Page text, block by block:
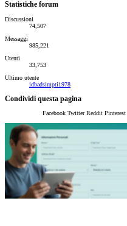
Statistiche forum
Discussioni
74,507
Messaggi
985,221
Utenti
33,753
Ultimo utente
idbadsimpti1978
Condividi questa pagina
Facebook Twitter Reddit Pinterest